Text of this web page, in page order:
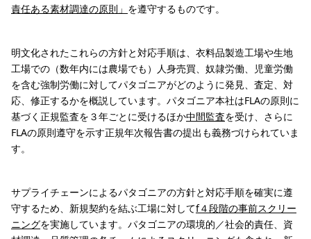
責任ある素材調達の原則」 を遵守するものです。
明文化されたこれらの方針と対応手順は、衣料品製造工場や生地
工場での（数年内には農場でも）人身売買、奴隷労働、児童労働
を含む強制労働に対してパタゴニアがどのように発見、査定、対
応、修正するかを概説しています。パタゴニア本社はFLAの原則に
基づく正規監査を３年ごとに受けるほか中間監査を受け、さらに
FLAの原則遵守を示す正規年次報告書の提出も義務づけられていま
す。
サプライチェーンによるパタゴニアの方針と対応手順を確実に遵
守するため、新規契約を結ぶ工場に対してf４段階の事前スクリー
ニングを実施しています。パタゴニアの環境的／社会的責任、資